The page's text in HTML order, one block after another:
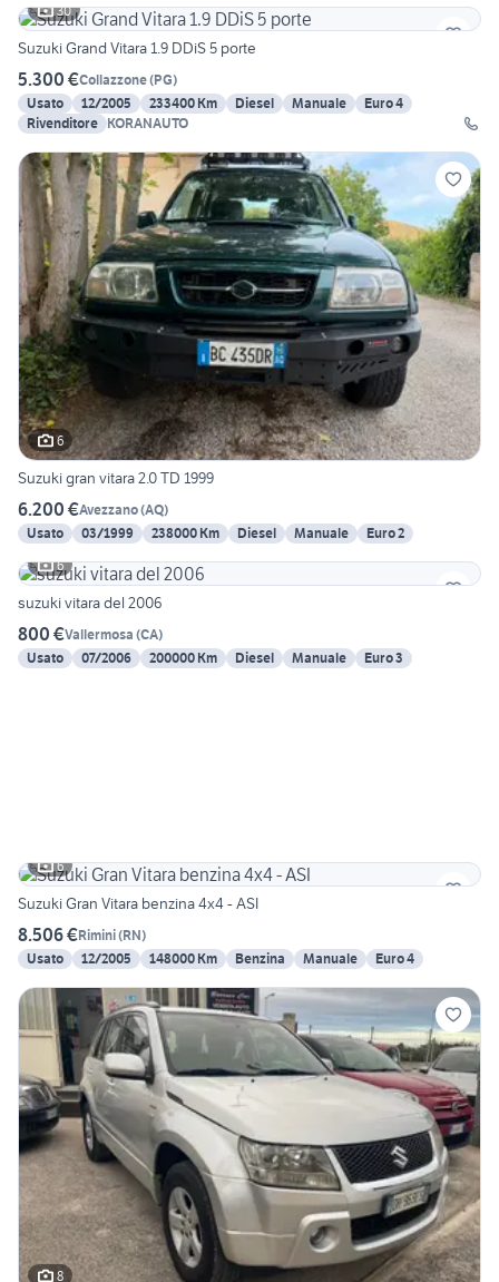
30
Suzuki Grand Vitara 1.9 DDiS 5 porte
5.300 €Collazzone(PG)
Usato
12/2005 233400 Km Diesel Manuale
Euro 4
Rivenditore KORANAUTO
6
Suzuki gran vitara 2.0 TD 1999
6.200 €Avezzano(AQ)
Usato
03/1999 238000 Km Diesel Manuale
Euro 2
6
suzuki vitara del 2006
800 €Vallermosa (CA)
Usato
07/2006 200000 Km Diesel Manuale Euro 3
6
Suzuki Gran Vitara benzina 4x4 - ASI
8.506 €Rimini(RN)
Usato
12/2005 148000 Km Benzina Manuale Euro 4
8